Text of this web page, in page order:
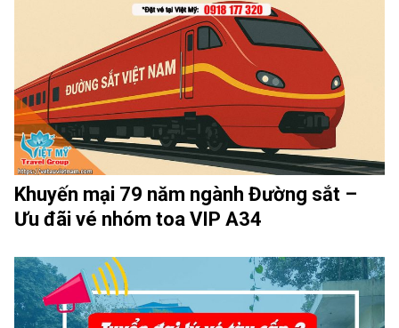
Khuyến mại 79 năm ngành Đường sắt –
Ưu đãi vé nhóm toa VIP A34